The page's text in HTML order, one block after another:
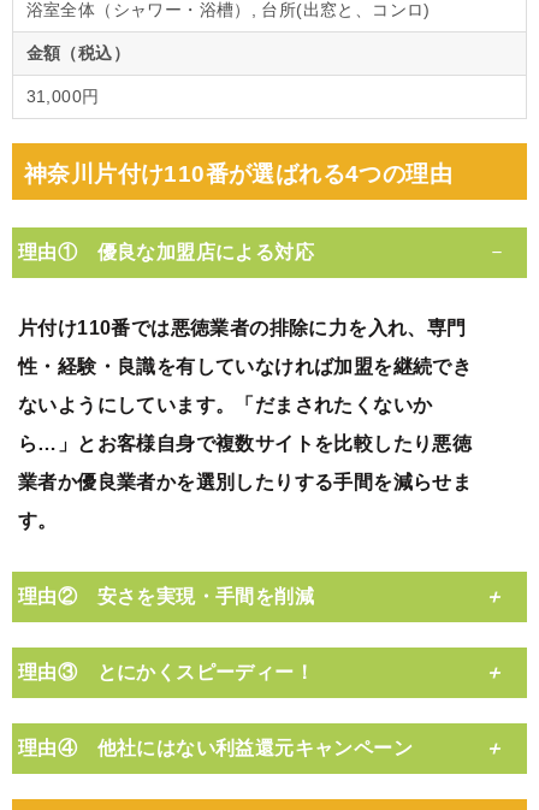
浴室全体（シャワー・浴槽）, 台所(出窓と、コンロ)
金額（税込）
31,000円
神奈川片付け110番が選ばれる4つの理由
理由① 優良な加盟店による対応
片付け110番では悪徳業者の排除に力を入れ、専門
性・経験・良識を有していなければ加盟を継続でき
ないようにしています。「だまされたくないか
ら…」とお客様自身で複数サイトを比較したり悪徳
業者か優良業者かを選別したりする手間を減らせま
す。
理由② 安さを実現・手間を削減
理由③ とにかくスピーディー！
理由④ 他社にはない利益還元キャンペーン